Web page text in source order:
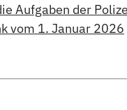
Aufgaben der
vom 1. Januar 2026